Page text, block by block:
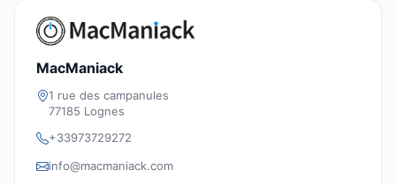
MacManiack
1 rue des campanules
77185 Lognes
+33973729272
info@macmaniack.com